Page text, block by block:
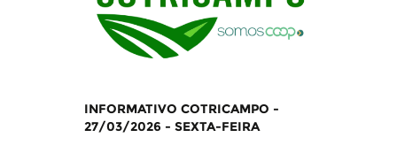
INFORMATIVO COTRICAMPO -
27/03/2026 - SEXTA-FEIRA